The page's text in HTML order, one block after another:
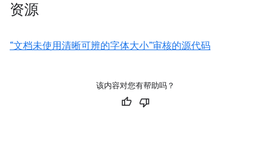
资源
“文档未使用清晰可辨的字体大小”审核的源代码
该内容对您有帮助吗？